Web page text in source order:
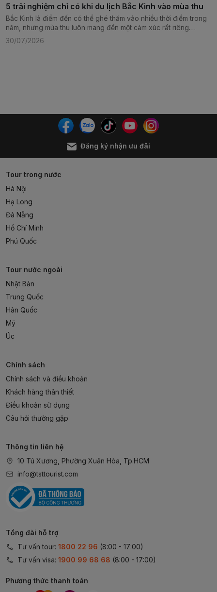
5 trải nghiệm chỉ có khi du lịch Bắc Kinh vào mùa thu
Bắc Kinh là điểm đến có thể ghé thăm vào nhiều thời điểm trong
năm, nhưng mùa thu luôn mang đến một cảm xúc rất riêng.
Không khí dịu mát, bầu trời trong xanh và những hàng cây bắt
đầu thay màu khiến thành phố cổ kính này trở nên mềm mại, gần
30/07/2026
Đăng ký nhận ưu đãi
Tour trong nước
Hà Nội
Hạ Long
Đà Nẵng
Hồ Chí Minh
Phú Quốc
Tour nước ngoài
Nhật Bản
Trung Quốc
Hàn Quốc
Mỹ
Úc
Chính sách
Chính sách và điều khoản
Khách hàng thân thiết
Điều khoản sử dụng
Câu hỏi thường gặp
Thông tin liên hệ
10 Tú Xương, Phường Xuân Hòa, Tp.HCM
info@tsttourist.com
Tổng đài hỗ trợ
Tư vấn tour: 1800 22 96 (8:00 - 17:00)
Tư vấn visa: 1900 99 68 68 (8:00 - 17:00)
Phương thức thanh toán